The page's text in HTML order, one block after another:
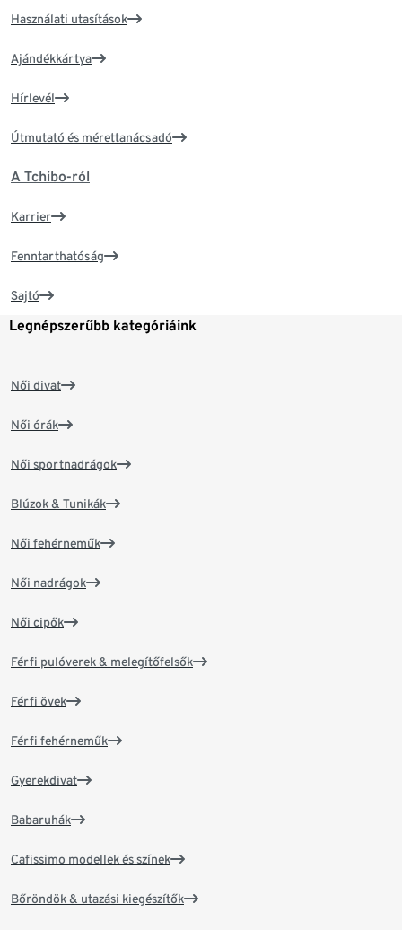
Használati utasítások
Ajándékkártya
Hírlevél
Útmutató és mérettanácsadó
A Tchibo-ról
Karrier
Fenntarthatóság
Sajtó
Legnépszerűbb kategóriáink
Női divat
Női órák
Női sportnadrágok
Blúzok & Tunikák
Női fehérneműk
Női nadrágok
Női cipők
Férfi pulóverek & melegítőfelsők
Férfi övek
Férfi fehérneműk
Gyerekdivat
Babaruhák
Cafissimo modellek és színek
Bőröndök & utazási kiegészítők